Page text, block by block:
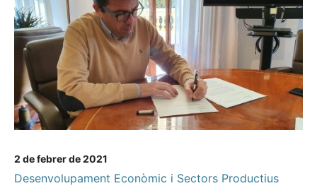
2 de febrer de 2021
Desenvolupament Econòmic i Sectors Productius